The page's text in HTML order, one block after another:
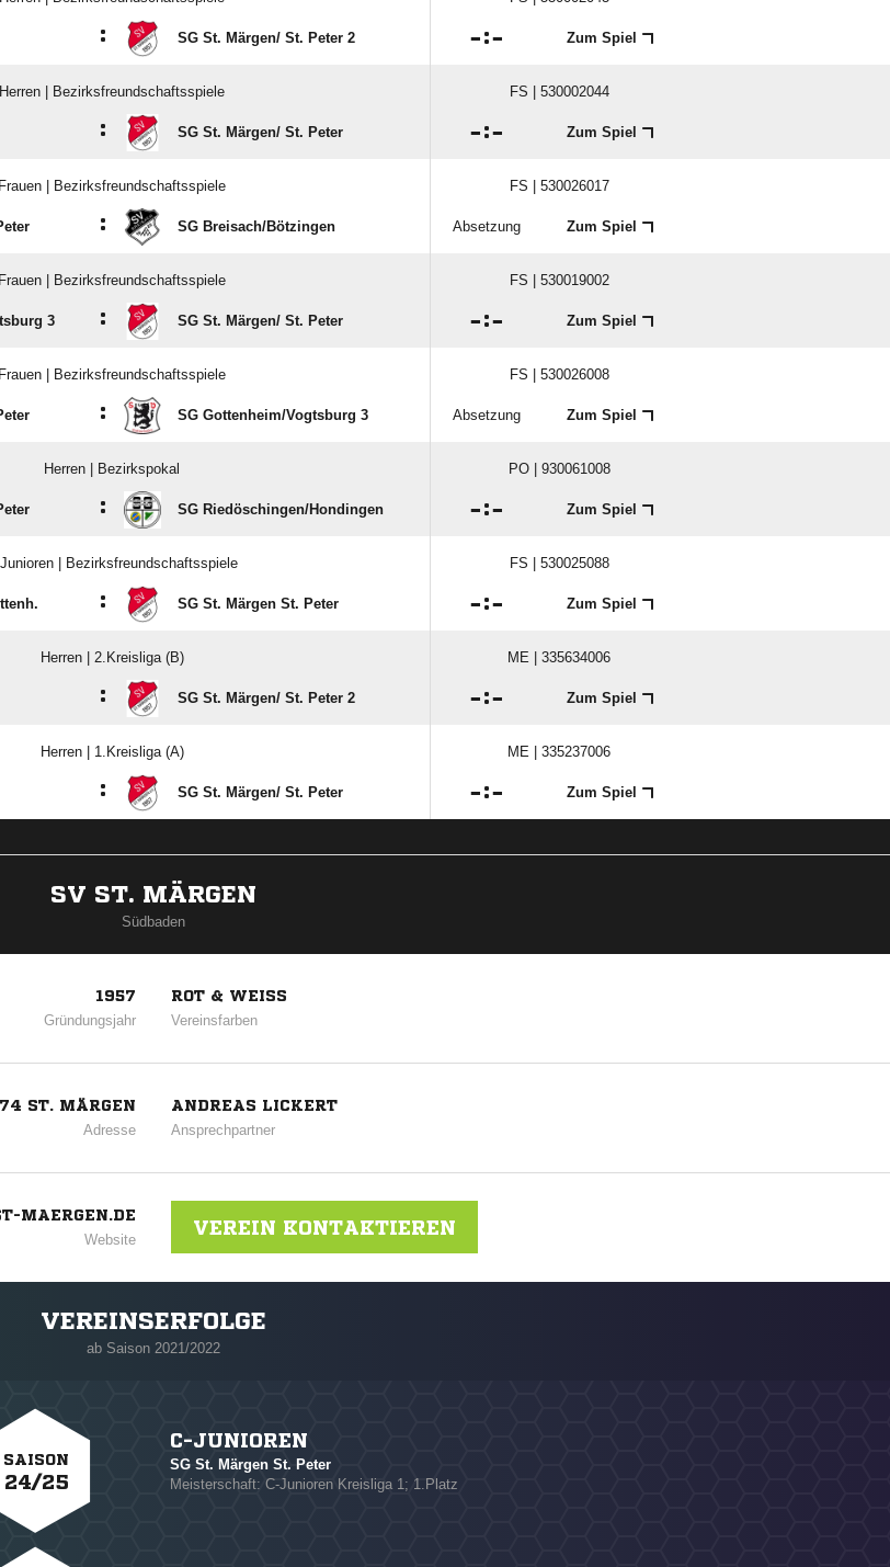
: SG St. Märgen/​ St. Peter 2 : Zum Spiel
Herren | Bezirksfreundschaftsspiele FS | 530002044
: SG St. Märgen/​ St. Peter : Zum Spiel
Frauen | Bezirksfreundschaftsspiele FS | 530026017
: SG Breisach/​Bötzingen Absetzung Zum Spiel
Frauen | Bezirksfreundschaftsspiele FS | 530019002
3 : SG St. Märgen/​ St. Peter : Zum Spiel
Frauen | Bezirksfreundschaftsspiele FS | 530026008
: SG Gottenheim/​Vogtsburg 3 Absetzung Zum Spiel
Herren | Bezirkspokal PO | 930061008
: SG Riedöschingen/​Hondingen : Zum Spiel
| Bezirksfreundschaftsspiele FS | 530025088
: SG St. Märgen St. Peter : Zum Spiel
Herren | 2.Kreisliga (B) ME | 335634006
: SG St. Märgen/​ St. Peter 2 : Zum Spiel
Herren | 1.Kreisliga (A) ME | 335237006
: SG St. Märgen/​ St. Peter : Zum Spiel
SV ST. MÄRGEN
Südbaden
1957
Gründungsjahr
ROT & WEISS
Vereinsfarben
ST. MÄRGEN
Adresse
ANDREAS LICKERT
Ansprechpartner
MAERGEN.DE
Website
VEREIN KONTAKTIEREN
VEREINSERFOLGE
ab Saison 2021/2022
SAISON
24/25
C-JUNIOREN
SG St. Märgen St. Peter
Meisterschaft: C-Junioren Kreisliga 1; 1.Platz